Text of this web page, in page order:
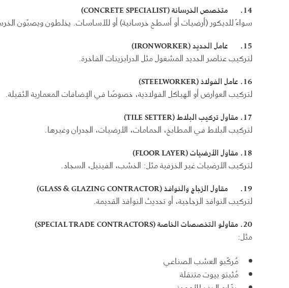
14.
متخصص الخرسانة(CONCRETE SPECIALIST)
سواءً للديكور (أرضيات أو أسطح خرسانية) أو للأساسات. يخلطون ويصبّون
15.
عامل الحديد(IRONWORKER)
لتركيب عناصر الحديد المشغول مثل الدرابزينات الفاخرة.
16. عامل الفولاذ(STEELWORKER)
لتركيب العوارض أو الهياكل الفولاذية، خصوصًا في الإضافات المعمارية الثقيلة.
17. مقاول تركيب البلاط(TILE SETTER)
لتركيب البلاط في المطابخ، الحمامات، الأرضيات، الجدران وغيرها.
18. مقاول الأرضيات(FLOOR LAYER)
لتركيب الأرضيات غير الخزفية مثل: الخشب، الفينيل، السجاد.
19.
مقاول الزجاج والنوافذ(GLASS & GLAZING CONTRACTOR)
لتركيب النوافذ الزجاجية، أو تحديث النوافذ القديمة.
20. مقاولو التخصصات الخاصة(SPECIAL TRADE CONTRACTORS)
مثل:
مُركّبو العشب الصناعي
مُثبتو بيوت متنقلة